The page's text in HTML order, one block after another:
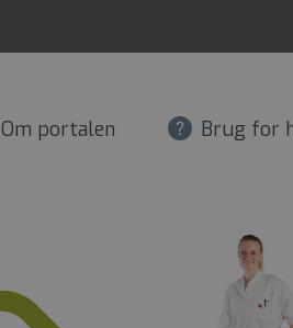
Om portalen Brug for